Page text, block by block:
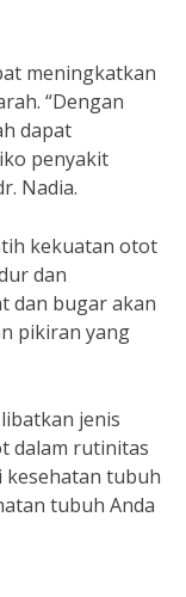
meningkatkan
“Dengan
dapat
penyakit
Nadia.
kekuatan otot
dan
dan bugar akan
pikiran yang
jenis
dalam rutinitas
kesehatan tubuh
tubuh Anda